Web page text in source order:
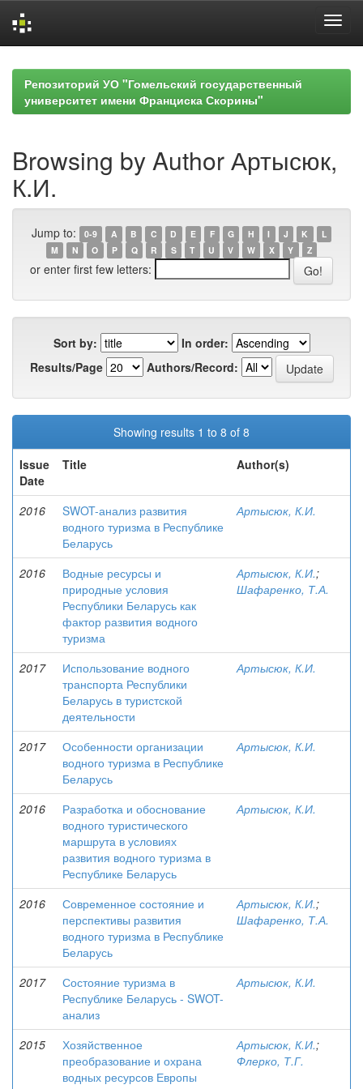
navigationРепозиторий УО "Гомельский государственный
университет имени Франциска Скорины"
Browsing by Author Артысюк,
К.И.
Jump to: 0-9 A B C D E F G H I J K
L
M
N O P Q R S T U V W X Y Z
or enter first few letters:
Sort by:
In order:
Results/Page
Authors/Record:
Showing results 1 to 8 of 8
Issue
Date
Title Author(s)
2016
SWOT-анализ развития
водного туризма в Республике
Беларусь
Артысюк, К.И.
2016
Водные ресурсы и
природные условия
Республики Беларусь как
фактор развития водного
туризма
Артысюк, К.И.;
Шафаренко, Т.А.
2017
Использование водного
транспорта Республики
Беларусь в туристской
деятельности
Артысюк, К.И.
2017
Особенности организации
водного туризма в Республике
Беларусь
Артысюк, К.И.
2016
Разработка и обоснование
водного туристического
маршрута в условиях
развития водного туризма в
Республике Беларусь
Артысюк, К.И.
2016
Современное состояние и
перспективы развития
водного туризма в Республике
Беларусь
Артысюк, К.И.;
Шафаренко, Т.А.
2017
Состояние туризма в
Республике Беларусь - SWOT-
анализ
Артысюк, К.И.
2015
Хозяйственное
преобразование и охрана
водных ресурсов Европы
Артысюк, К.И.;
Флерко, Т.Г.